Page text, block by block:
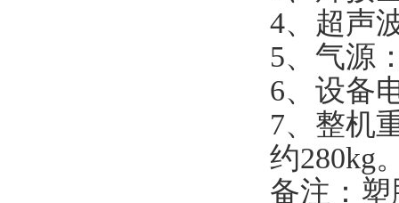
4、超声
5、气源
6、设备
7、整机
约280kg
备注：